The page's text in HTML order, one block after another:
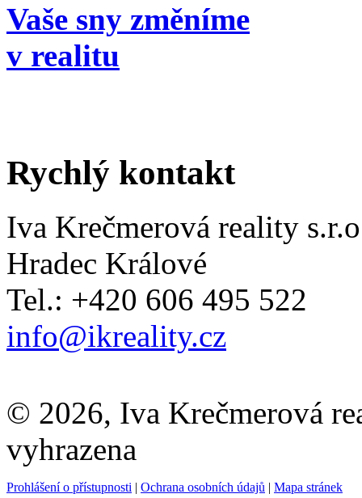
Vaše sny změníme
v realitu
Rychlý kontakt
Iva Krečmerová reality
Hradec Králové
Tel.: +420 606 495 522
info@ikreality.cz
© 2026, Iva Krečmerová
vyhrazena
Prohlášení o přístupnosti | Ochrana osobních údajů | Mapa stránek